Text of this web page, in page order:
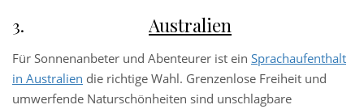
Australien
Für Sonnenanbeter und Abenteurer ist ein Sprachaufenthalt
in Australien die richtige Wahl. Grenzenlose Freiheit und
umwerfende Naturschönheiten sind unschlagbare